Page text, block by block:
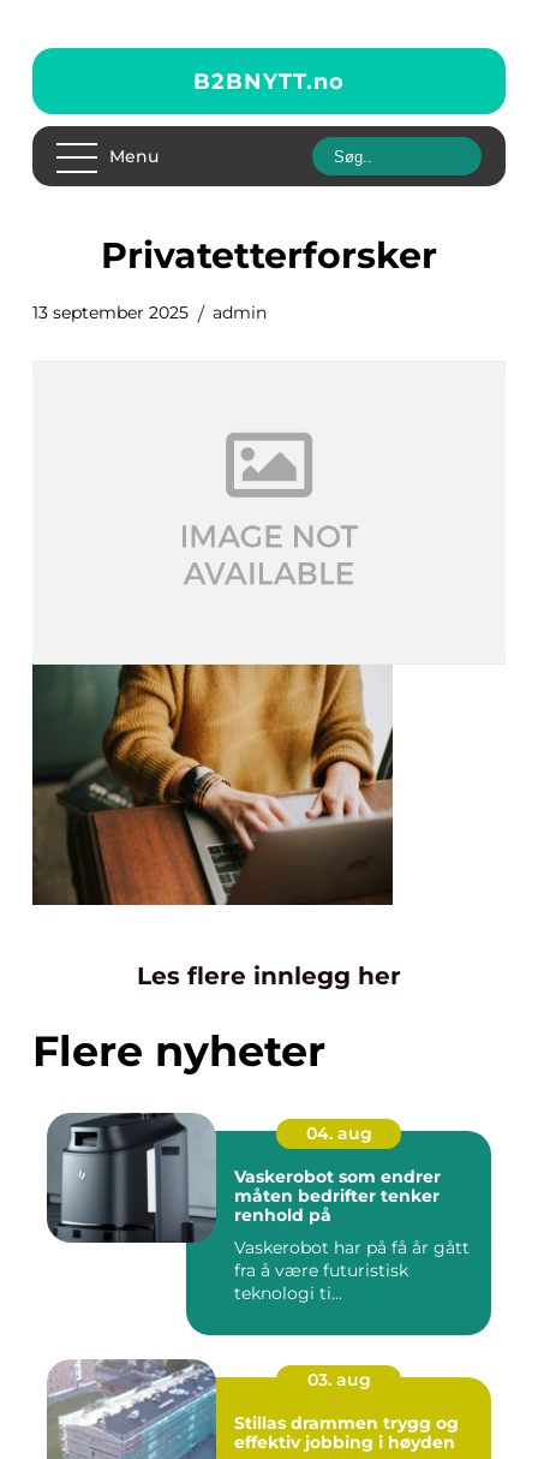
B2BNYTT.no
Menu
privatetterforsker
13 september 2025 admin
Les flere innlegg her
Flere nyheter
04. aug
Vaskerobot som endrer
måten bedrifter tenker
renhold på
Vaskerobot har på få år gått
fra å være futuristisk
teknologi ti...
03. aug
Stillas drammen trygg og
effektiv jobbing i høyden